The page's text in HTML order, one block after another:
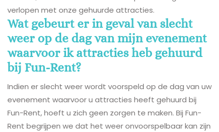
verlopen met onze gehuurde attracties.
Wat gebeurt er in geval van slecht
weer op de dag van mijn evenement
waarvoor ik attracties heb gehuurd
bij Fun-Rent?
Indien er slecht weer wordt voorspeld op de dag van uw
evenement waarvoor u attracties heeft gehuurd bij
Fun-Rent, hoeft u zich geen zorgen te maken. Bij Fun-
Rent begrijpen we dat het weer onvoorspelbaar kan zijn